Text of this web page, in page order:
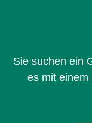
Sie suchen ein
es mit einem